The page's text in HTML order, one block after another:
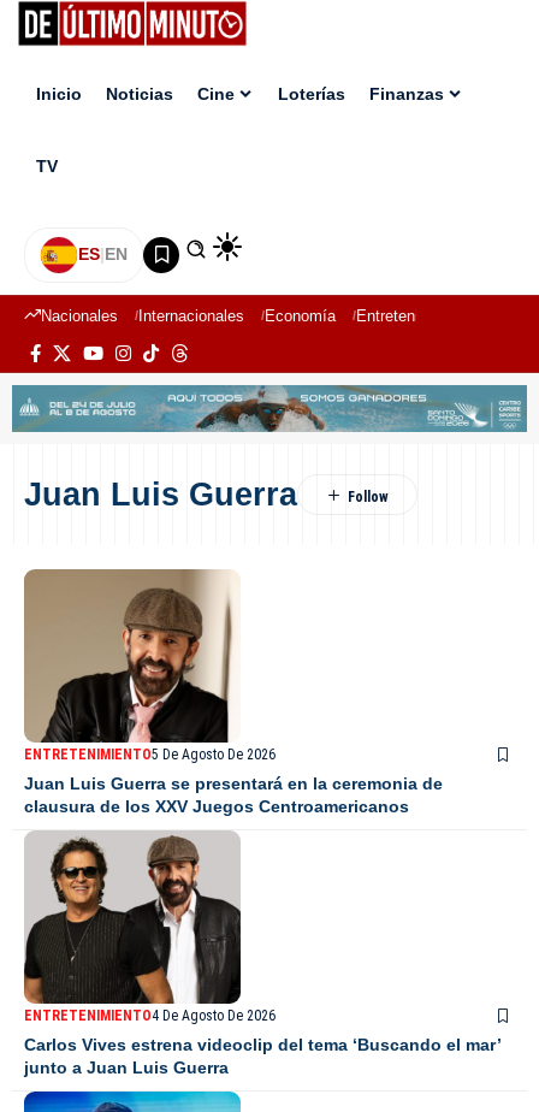
Inicio Noticias Cine Loterías Finanzas
TV
ES|EN
Nacionales Internacionales Economía Entretenimiento
Juan Luis Guerra
ENTRETENIMIENTO5 De Agosto De 2026
Juan Luis Guerra se presentará en la ceremonia de
clausura de los XXV Juegos Centroamericanos
ENTRETENIMIENTO4 De Agosto De 2026
Carlos Vives estrena videoclip del tema ‘Buscando el mar’
junto a Juan Luis Guerra